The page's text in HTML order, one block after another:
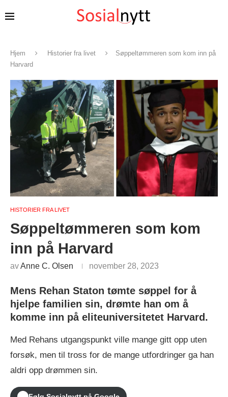
Hjem Historier fra livet
Søppeltømmeren som kom inn på
Harvard
HISTORIER FRA LIVET
Søppeltømmeren som kom
inn på Harvard
avAnne C. Olsen november 28, 2023
Mens Rehan Staton tømte søppel for å
hjelpe familien sin, drømte han om å
komme inn på eliteuniversitetet Harvard.
Med Rehans utgangspunkt ville mange gitt opp uten
forsøk, men til tross for de mange utfordringer ga han
aldri opp drømmen sin.